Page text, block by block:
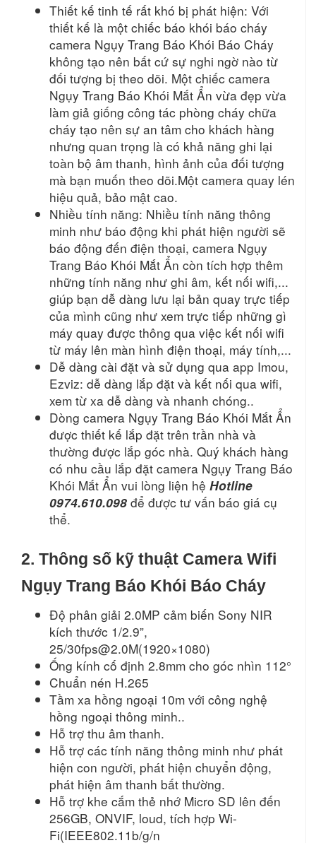
Thiết kế tinh tế rất khó bị phát hiện: Với
thiết kế là một chiếc báo khói báo cháy
camera Ngụy Trang Báo Khói Báo Cháy
không tạo nên bất cứ sự nghi ngờ nào từ
đối tượng bị theo dõi. Một chiếc camera
Ngụy Trang Báo Khói Mắt Ẩn vừa đẹp vừa
làm giả giống công tác phòng cháy chữa
cháy tạo nên sự an tâm cho khách hàng
nhưng quan trọng là có khả năng ghi lại
toàn bộ âm thanh, hình ảnh của đối tượng
mà bạn muốn theo dõi.Một camera quay lén
hiệu quả, bảo mật cao.
Nhiều tính năng: Nhiều tính năng thông
minh như báo động khi phát hiện người sẽ
báo động đến điện thoại, camera Ngụy
Trang Báo Khói Mắt Ẩn còn tích hợp thêm
những tính năng như ghi âm, kết nối wifi,...
giúp bạn dễ dàng lưu lại bản quay trực tiếp
của mình cũng như xem trực tiếp những gì
máy quay được thông qua việc kết nối wifi
từ máy lên màn hình điện thoại, máy tính,...
Dễ dàng cài đặt và sử dụng qua app Imou,
Ezviz: dễ dàng lắp đặt và kết nối qua wifi,
xem từ xa dễ dàng và nhanh chóng..
Dòng camera Ngụy Trang Báo Khói Mắt Ẩn
được thiết kế lắp đặt trên trần nhà và
thường được lắp góc nhà. Quý khách hàng
có nhu cầu lắp đặt camera Ngụy Trang Báo
Khói Mắt Ẩn vui lòng liện hệ Hotline
0974.610.098 để được tư vấn báo giá cụ
thể.
2. Thông số kỹ thuật Camera Wifi
Ngụy Trang Báo Khói Báo Cháy
Độ phân giải 2.0MP cảm biến Sony NIR
kích thước 1/2.9”,
25/30fps@2.0M(1920×1080)
Ống kính cố định 2.8mm cho góc nhìn 112°
Chuẩn nén H.265
Tầm xa hồng ngoại 10m với công nghệ
hồng ngoại thông minh..
Hỗ trợ thu âm thanh.
Hỗ trợ các tính năng thông minh như phát
hiện con người, phát hiện chuyển động,
phát hiện âm thanh bất thường.
Hỗ trợ khe cắm thẻ nhớ Micro SD lên đến
256GB, ONVIF, loud, tích hợp Wi-
Fi(IEEE802.11b/g/n